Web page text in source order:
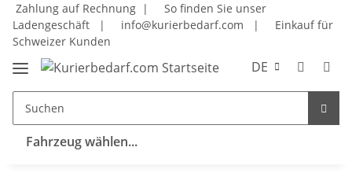
Zahlung auf Rechnung |
So finden Sie unser
Ladengeschäft
| info@kurierbedarf.com |
Einkauf für
Schweizer Kunden
DE
Fahrzeug wählen...